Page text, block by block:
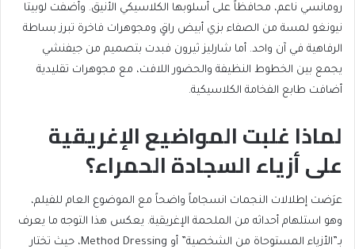
رومانسي ناعم، محافظاً على أسلوبها الكلاسيكي الأنيق. وأضفت لوبيتا
نيونغو لمسة من الصفاء بزي أبيض راقٍ ومجوهرات فاخرة تبرز بساطة
الرفاهية في آن واحد. أما شارليز ثيرون فبدت بتصميم من جيفنشي
يجمع بين الخطوط النظيفة والحضور اللافت، مع مجوهرات تقليدية
أضافت طابع الفخامة الكلاسيكية.
لماذا غلبت المواضيع الإغريقية
على أزياء السجادة الحمراء؟
عرَضت إطلالات النجمات انسجاماً واضحاً مع الموضوع العام للفيلم،
وهو استلهام أحداثه من الملحمة الإغريقية. يعكس هذا التوجه ما يعرف
بـ”الأزياء المستوحاة من الشخصية” أو Method Dressing، حيث تختار